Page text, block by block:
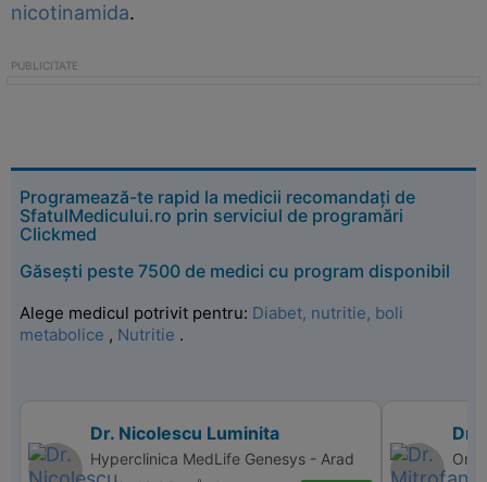
nicotinamida.
Programează-te rapid la medicii recomandați de
SfatulMedicului.ro prin serviciul de programări
Clickmed
Găsești peste 7500 de medici cu program disponibil
Alege medicul potrivit pentru: Diabet, nutritie, boli
metabolice , Nutritie .
Dr. Nicolescu Luminita
Hyperclinica MedLife Genesys - Arad
Dr.